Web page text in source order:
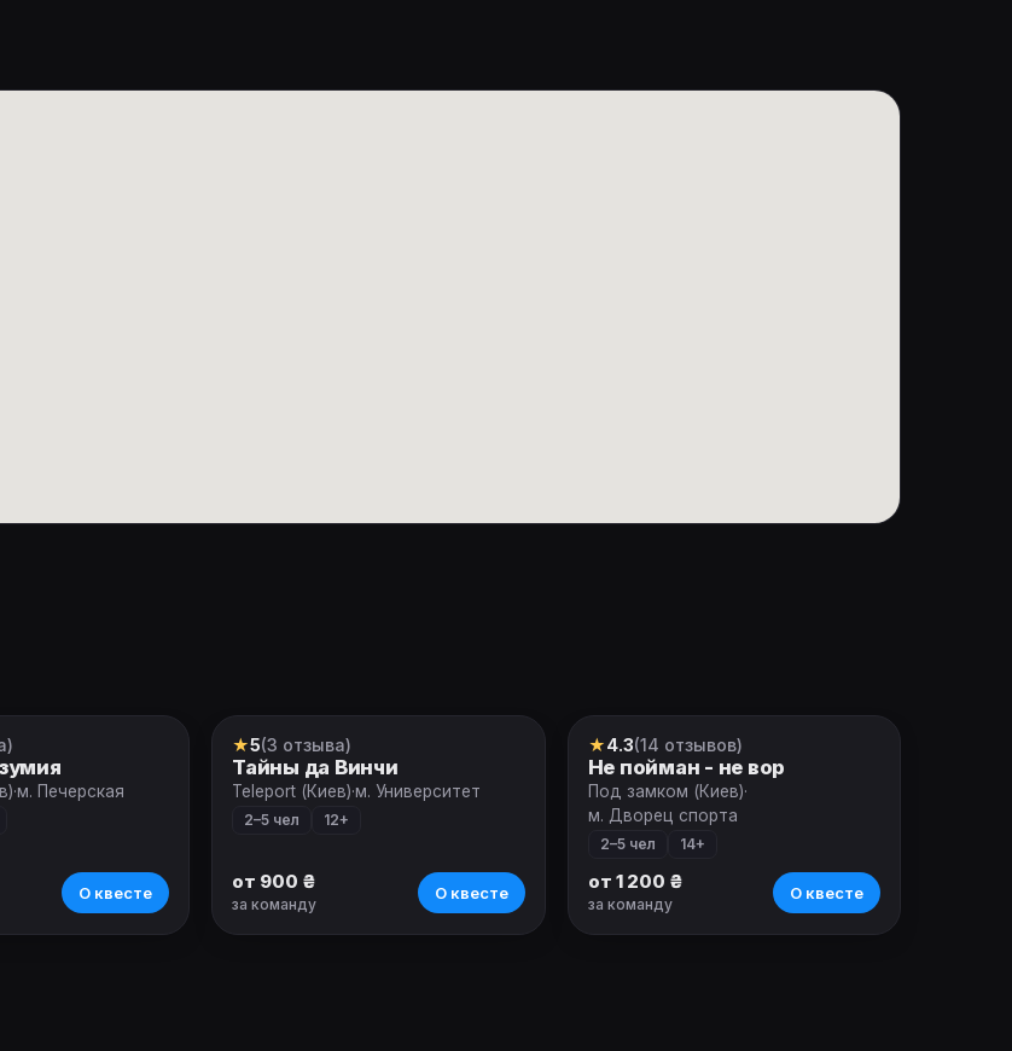
·м. Печерская
О квесте
Квест
★5(3 отзыва)
Тайны да Винчи
Teleport (Киев)·м. Университет
2–5 чел 12+
от 900 ₴
за команду
О квесте
Квест
★4.3(14 отзывов)
Не пойман - не вор
Под замком (Киев)·
м. Дворец спорта
2–5 чел 14+
от 1 200 ₴
за команду
О квесте